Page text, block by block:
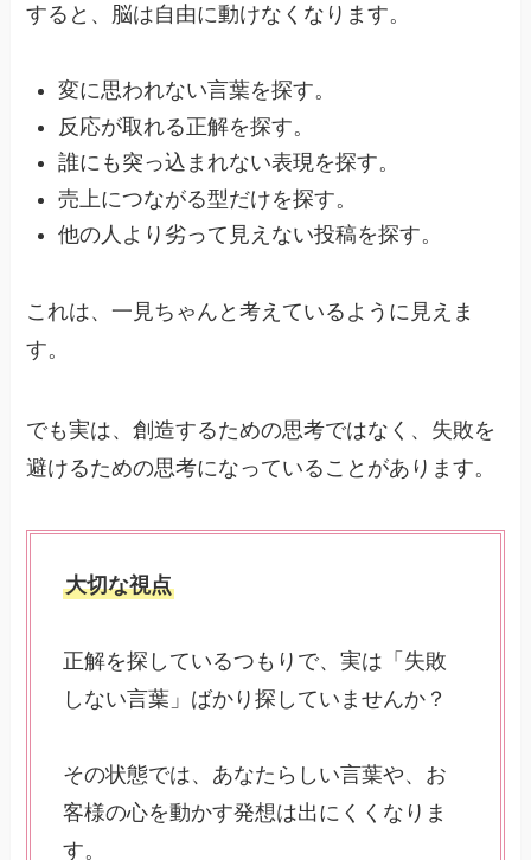
すると、脳は自由に動けなくなります。
変に思われない言葉を探す。
反応が取れる正解を探す。
誰にも突っ込まれない表現を探す。
売上につながる型だけを探す。
他の人より劣って見えない投稿を探す。
これは、一見ちゃんと考えているように見えま
す。
でも実は、創造するための思考ではなく、失敗を
避けるための思考になっていることがあります。
大切な視点
正解を探しているつもりで、実は「失敗
しない言葉」ばかり探していませんか？
その状態では、あなたらしい言葉や、お
客様の心を動かす発想は出にくくなりま
す。